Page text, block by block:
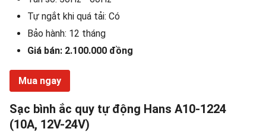
Tự ngắt khi quá tải: Có
Bảo hành: 12 tháng
Giá bán: 2.100.000 đồng
Mua ngay
Sạc bình ắc quy tự động Hans A10-1224
(10A, 12V-24V)